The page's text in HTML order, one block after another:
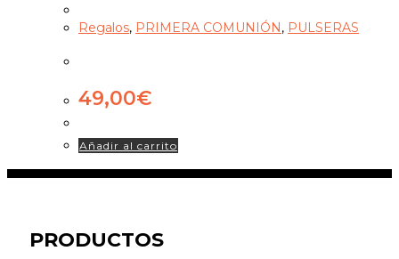
Regalos, PRIMERA COMUNIÓN, PULSERAS
49,00€
Añadir al carrito
PRODUCTOS